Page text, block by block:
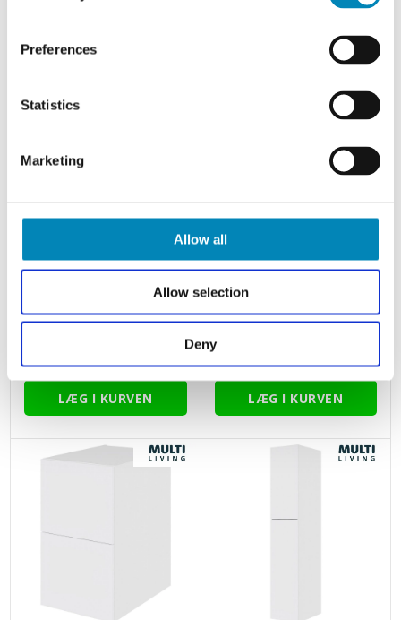
Preferences
Statistics
Marketing
Allow all
Allow selection
Deny
2.257,20 DKK 3.566,98 DKK
Multi-Living Køkken ovnskab i
Hvid Front H: 70,4 cm D: 60,0
cm - 1 skuffe
fuldudtræk/softluk - Bredde:
1.871,10 DKK
Multi-Living 2 skuffelook -
Vaskeskab 60 cm med
affaldsstativ og låge
2.557,18 DKK